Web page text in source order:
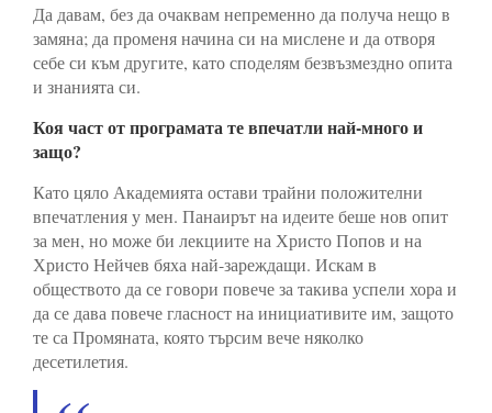
Да давам, без да очаквам непременно да получа нещо в
замяна; да променя начина си на мислене и да отворя
себе си към другите, като споделям безвъзмездно опита
и знанията си.
Коя част от програмата те впечатли най-много и
защо?
Като цяло Академията остави трайни положителни
впечатления у мен. Панаирът на идеите беше нов опит
за мен, но може би лекциите на Христо Попов и на
Христо Нейчев бяха най-зареждащи. Искам в
обществото да се говори повече за такива успели хора и
да се дава повече гласност на инициативите им, защото
те са Промяната, която търсим вече няколко
десетилетия.